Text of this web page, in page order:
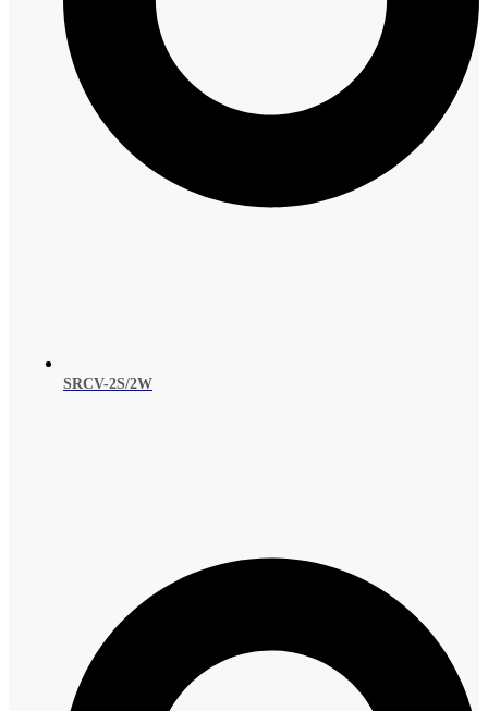
SRCV-2S/2W